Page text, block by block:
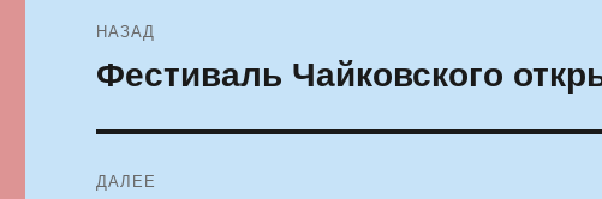
по
НАЗАД
Предыдущая
Фестиваль Чайковского
ДАЛЕЕ